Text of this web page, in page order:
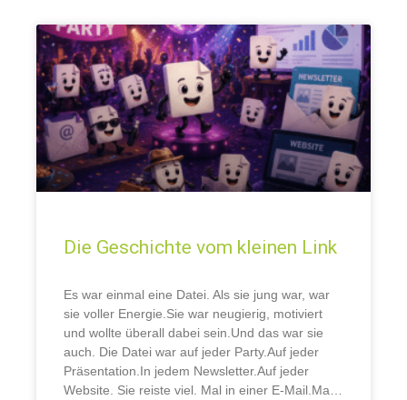
Die Geschichte vom kleinen Link
Es war einmal eine Datei.​ Als sie jung war, war
sie voller Energie.Sie war neugierig, motiviert
und wollte überall dabei sein.Und das war sie
auch. Die Datei war auf jeder Party.Auf jeder
Präsentation.In jedem Newsletter.Auf jeder
Website. Sie reiste viel. Mal in einer E-Mail.Mal